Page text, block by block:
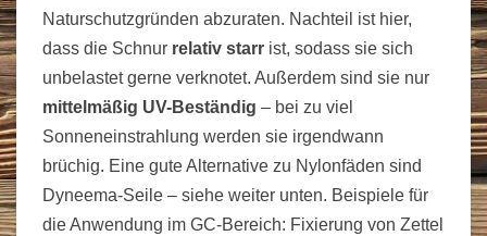
Naturschutzgründen abzuraten. Nachteil ist hier,
dass die Schnur relativ starr ist, sodass sie sich
unbelastet gerne verknotet. Außerdem sind sie nur
mittelmäßig UV-Beständig – bei zu viel
Sonneneinstrahlung werden sie irgendwann
brüchig. Eine gute Alternative zu Nylonfäden sind
Dyneema-Seile – siehe weiter unten. Beispiele für
die Anwendung im GC-Bereich: Fixierung von Zettel